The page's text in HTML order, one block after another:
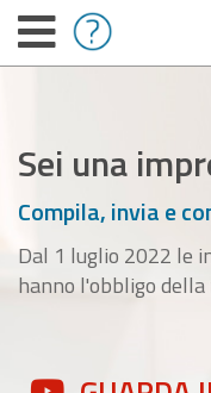
Sei una
Compila, invia e
Dal 1 luglio 2022 le
hanno l'obbligo